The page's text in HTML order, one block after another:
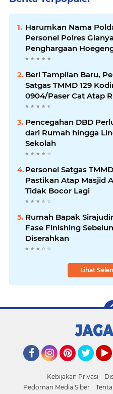
Harumkan Nama
Personel Polres
Penghargaan
2026
Beri Tampilan Baru,
Satgas TMMD 129
0904/Paser Cat Atap
Marbot
Pencegahan DBD
dari Rumah hingga
Sekolah
Personel Satgas
Pastikan Atap Masjid
Tidak Bocor Lagi
Rumah Bapak
Fase Finishing
Diserahkan
Lihat
Kebijakan Privasi
Pedoman Media Siber